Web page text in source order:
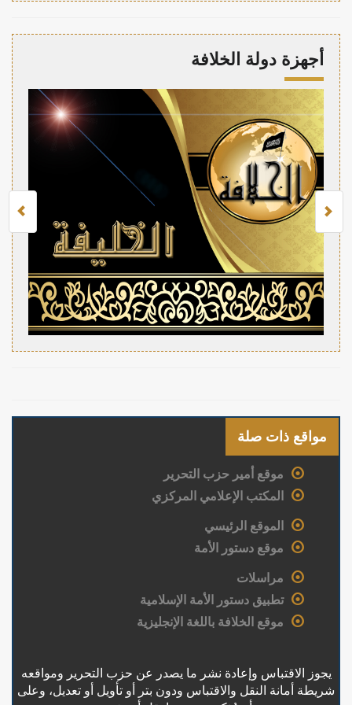
أجهزة دولة الخلافة
مواقع ذات صلة
موقع أمير حزب التحرير
المكتب الإعلامي المركزي
الموقع الرئيسي
موقع دستور الأمة
مراسلات
تطبيق دستور الأمة الإسلامية
موقع الخلافة باللغة الإنجليزية
يجوز الاقتباس وإعادة نشر ما يصدر عن حزب التحرير ومواقعه
شريطة أمانة النقل والاقتباس ودون بتر أو تأويل أو تعديل، وعلى